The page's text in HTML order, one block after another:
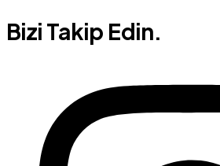
Bizi Takip Edin.